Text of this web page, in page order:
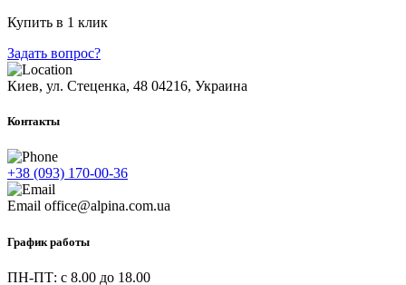
Купить в 1 клик
Задать вопрос?
Киев, ул. Стеценка, 48 04216, Украина
Контакты
+38 (093) 170-00-36
Email office@alpina.com.ua
График работы
ПН-ПТ: c 8.00 до 18.00